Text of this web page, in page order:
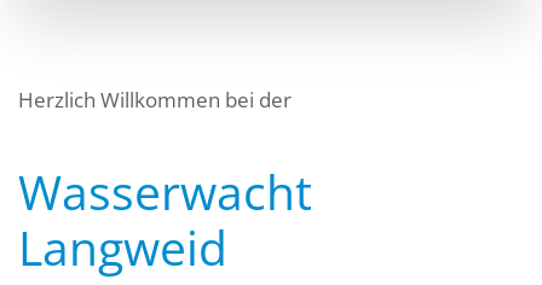
Herzlich Willkommen bei der
Wasserwacht
Langweid